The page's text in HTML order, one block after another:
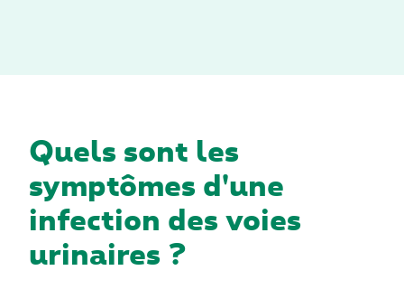
Quels sont les
symptômes d'une
infection des voies
urinaires ?